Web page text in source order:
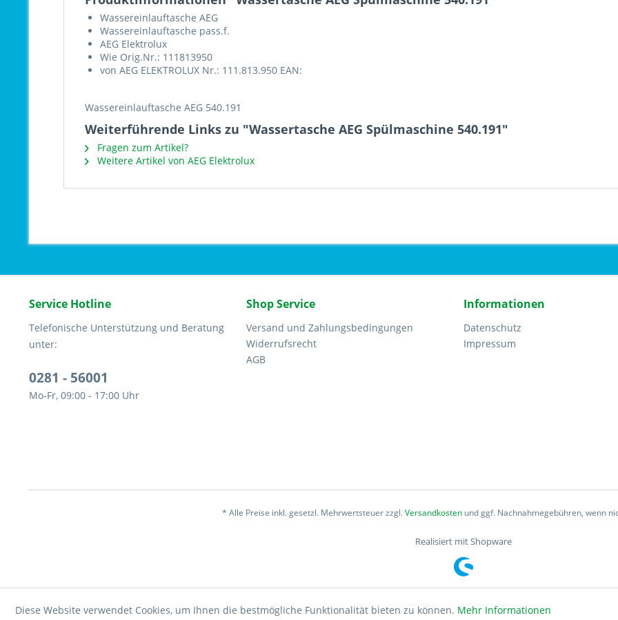
Wassereinlauftasche AEG
Wassereinlauftasche pass.f.
AEG Elektrolux
Wie Orig.Nr.: 111813950
von AEG ELEKTROLUX Nr.: 111.813.950 EAN:
Wassereinlauftasche AEG 540.191
Weiterführende Links zu "Wassertasche AEG Spülmaschine 540.191"
Fragen zum Artikel?
Weitere Artikel von AEG Elektrolux
Service Hotline
Telefonische Unterstützung und Beratung
unter:
0281 - 56001
Mo-Fr, 09:00 - 17:00 Uhr
Shop Service
Versand und Zahlungsbedingungen
Widerrufsrecht
AGB
Informationen
Datenschutz
Impressum
* Alle Preise inkl. gesetzl. Mehrwertsteuer zzgl.Versandkostenund ggf. Nachnahmegebühren, wenn
Realisiert mit Shopware
Diese Website verwendet Cookies, um Ihnen die bestmögliche Funktionalität bieten zu können. Mehr Informationen